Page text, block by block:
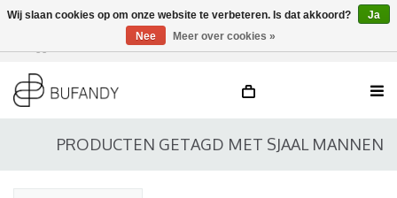
DE / EN
PRODUCTEN GETAGD MET SJAAL MANNEN
Wij slaan cookies op om onze website te verbeteren. Is dat akkoord?
Ja
Nee
Meer over cookies »